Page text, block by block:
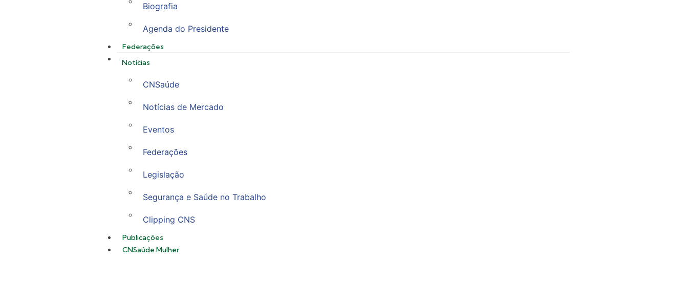
Biografia
Agenda do Presidente
Federações
Notícias
CNSaúde
Notícias de Mercado
Eventos
Federações
Legislação
Segurança e Saúde no Trabalho
Clipping CNS
Publicações
CNSaúde Mulher